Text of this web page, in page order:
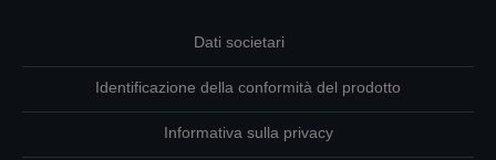
Dati societari
Identificazione della conformità del prodotto
Informativa sulla privacy